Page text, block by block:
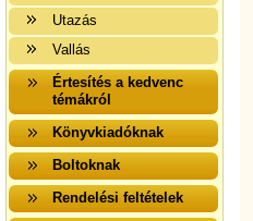
Utazás
Vallás
Értesítés a kedvenc
témákról
Könyvkiadóknak
Boltoknak
Rendelési feltételek